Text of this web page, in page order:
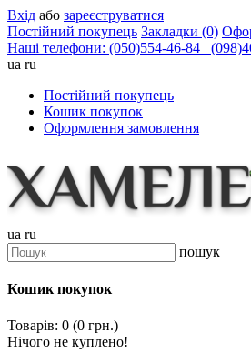
Вхід або зареєструватися
Постійний покупець Закладки (0)
Наші телефони: (050)554-46-84
ua ru
Постійний покупець
Кошик покупок
Оформлення замовлення
ua ru
пошук
Кошик покупок
Товарів: 0 (0 грн.)
Нічого не куплено!